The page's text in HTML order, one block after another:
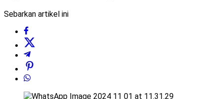
Sebarkan artikel ini